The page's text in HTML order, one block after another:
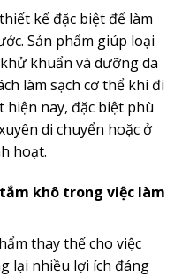
kế đặc biệt để làm
Sản phẩm giúp loại
khuẩn và dưỡng da
làm sạch cơ thể khi đi
hiện nay, đặc biệt phù
di chuyển hoặc ở
hoạt.
khô trong việc làm
thay thế cho việc
lại nhiều lợi ích đáng